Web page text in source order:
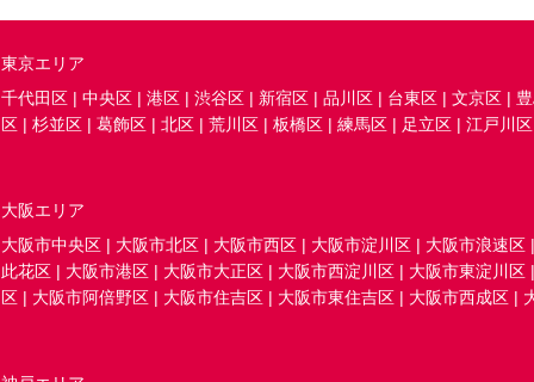
東京エリア
千代田区 | 中央区 | 港区 | 渋谷区 | 新宿区 | 品川区 | 台東区 | 文京区 |
区 | 杉並区 | 葛飾区 | 北区 | 荒川区 | 板橋区 | 練馬区 | 足立区 | 江戸川区
大阪エリア
大阪市中央区 | 大阪市北区 | 大阪市西区 | 大阪市淀川区 | 大阪市浪速区
此花区 | 大阪市港区 | 大阪市大正区 | 大阪市西淀川区 | 大阪市東淀川区
区 | 大阪市阿倍野区 | 大阪市住吉区 | 大阪市東住吉区 | 大阪市西成区 |